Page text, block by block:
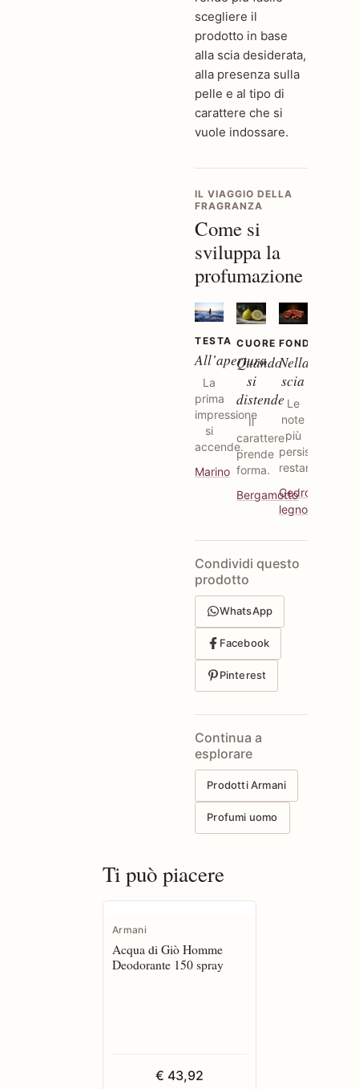
scegliere il
prodotto in base
alla scia desiderata,
alla presenza sulla
pelle e al tipo di
carattere che si
vuole indossare.
IL VIAGGIO DELLA
FRAGRANZA
Come si
sviluppa la
profumazione
TESTA
All’apertura
La
prima
impressione
si
accende.
Marino
CUORE
Quando
si
distende
Il
carattere
prende
forma.
Bergamotto
FONDO
Nella
scia
Le
note
più
persistenti
restano.
Cedro
legno
Condividi questo
prodotto
WhatsApp
Facebook
Pinterest
Continua a
esplorare
Prodotti Armani
Profumi uomo
Ti può piacere
Armani
Acqua di Giò Homme
Deodorante 150 spray
€ 43,92